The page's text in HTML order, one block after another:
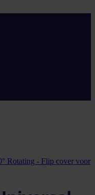
Rotating - Flip cover voor